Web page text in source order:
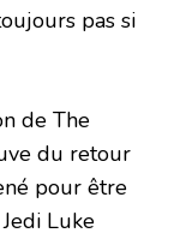
pas si
de The
du retour
pour être
Luke